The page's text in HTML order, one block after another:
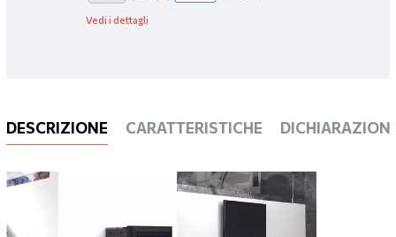
Vedi i dettagli
DESCRIZIONE CARATTERISTICHE